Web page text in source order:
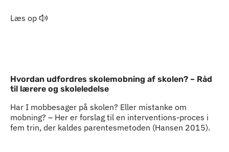
Læs op
Hvordan udfordres skolemobning af skolen? – Råd
til lærere og skoleledelse
Har I mobbesager på skolen? Eller mistanke om
mobning? – Her er forslag til en interventions-proces i
fem trin, der kaldes parentesmetoden (Hansen 2015).